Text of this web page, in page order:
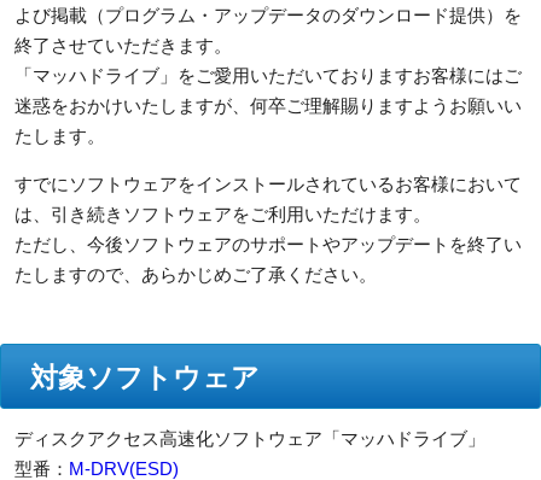
よび掲載（プログラム・アップデータのダウンロード提供）を
終了させていただきます。
「マッハドライブ」をご愛用いただいておりますお客様にはご
迷惑をおかけいたしますが、何卒ご理解賜りますようお願いい
たします。
すでにソフトウェアをインストールされているお客様において
は、引き続きソフトウェアをご利用いただけます。
ただし、今後ソフトウェアのサポートやアップデートを終了い
たしますので、あらかじめご了承ください。
対象ソフトウェア
ディスクアクセス高速化ソフトウェア「マッハドライブ」
型番： M-DRV(ESD)